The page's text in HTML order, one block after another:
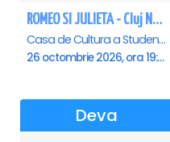
ROMEO SI JULIETA - Cluj Napoca
Casa de Cultura a Studentilor Dumitru Farcas, Cluj-Napoca
26 octombrie 2026, ora 19:00
Deva